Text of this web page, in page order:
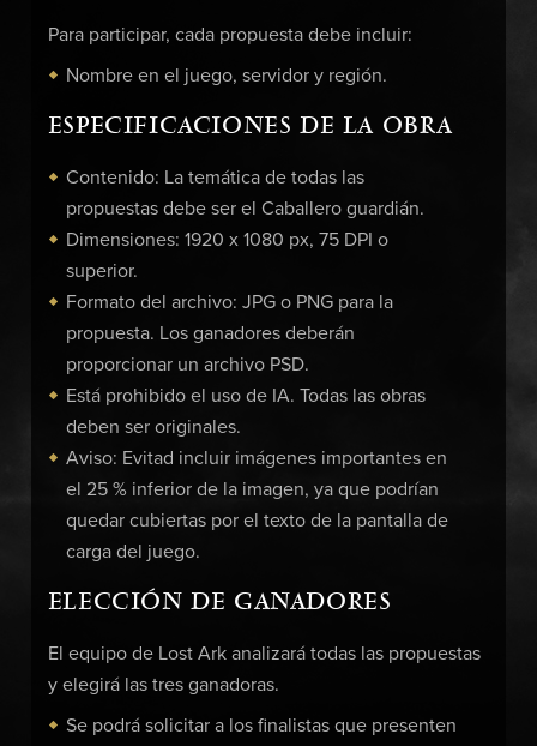
Para participar, cada propuesta debe incluir:
Nombre en el juego, servidor y región.
ESPECIFICACIONES DE LA OBRA
Contenido: La temática de todas las
propuestas debe ser el Caballero guardián.
Dimensiones: 1920 x 1080 px, 75 DPI o
superior.
Formato del archivo: JPG o PNG para la
propuesta. Los ganadores deberán
proporcionar un archivo PSD.
Está prohibido el uso de IA. Todas las obras
deben ser originales.
Aviso: Evitad incluir imágenes importantes en
el 25 % inferior de la imagen, ya que podrían
quedar cubiertas por el texto de la pantalla de
carga del juego.
ELECCIÓN DE GANADORES
El equipo de Lost Ark analizará todas las propuestas
y elegirá las tres ganadoras.
Se podrá solicitar a los finalistas que presenten